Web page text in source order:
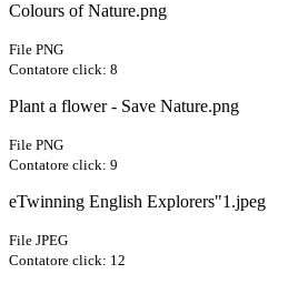
Colours of Nature.png
File PNG
Contatore click: 8
Plant a flower - Save Nature.png
File PNG
Contatore click: 9
eTwinning English Explorers"1.jpeg
File JPEG
Contatore click: 12